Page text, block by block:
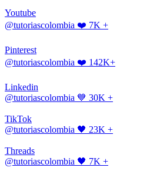
Youtube
@tutoriascolombia ❤️ 7K +
Pinterest
@tutoriascolombia ❤️ 142K+
Linkedin
@tutoriascolombia 💙 30K +
TikTok
@tutoriascolombia 🖤 23K +
Threads
@tutoriascolombia 🖤 7K +